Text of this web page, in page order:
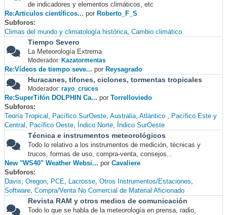
de indicadores y elementos climáticos, etc
Re:Articulos científicos... por Roberto_F_S
Subforos
Climas del mundo y climatología histórica Cambio climático
Tiempo Severo
La Meteorología Extrema
Moderador: Kazatormentas
Re:Vídeos de tiempo seve... por Reysagrado
Huracanes, tifones, ciclones, tormentas tropicales
Moderador: rayo_cruces
Re:SuperTifón DOLPHIN Ca... por Torrelloviedo
Subforos
Teoría Tropical
Pacífico SurOeste Australia Atlántico
Pacífico Este y
Central
Pacífico Oeste Índico Norte Índico SurOeste
Técnica e instrumentos meteorológicos
Todo lo relativo a los instrumentos de medición, técnicas y
trucos, formas de uso, compra-venta, consejos...
New "WS40" Weather Websi... por Cavaliere
Subforos
Davis Oregon PCE Lacrosse Otros Instrumentos/Estaciones
Software Compra/Venta No Comercial de Material Aficionado
Revista RAM y otros medios de comunicación
Todo lo que se habla de la meteorología en prensa, radio,